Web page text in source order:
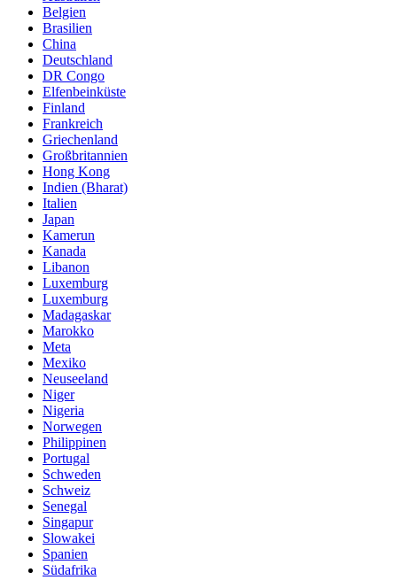
Belgien
Brasilien
China
Deutschland
DR Congo
Elfenbeinküste
Finland
Frankreich
Griechenland
Großbritannien
Hong Kong
Indien (Bharat)
Italien
Japan
Kamerun
Kanada
Libanon
Luxemburg
Luxemburg
Madagaskar
Marokko
Meta
Mexiko
Neuseeland
Niger
Nigeria
Norwegen
Philippinen
Portugal
Schweden
Schweiz
Senegal
Singapur
Slowakei
Spanien
Südafrika